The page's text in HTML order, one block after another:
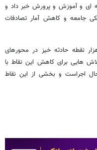
ای و آموزش و پرورش خبر داد و
جامعه و کاهش آمار تصادفات
نقطه حادثه خیز در محورهای
هایی برای کاهش این نقاط با
اجراست و بخشی از این نقاط